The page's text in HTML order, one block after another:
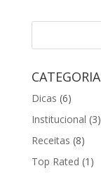
Dicas (6)
Institucional (3)
Receitas (8)
Top Rated (1)